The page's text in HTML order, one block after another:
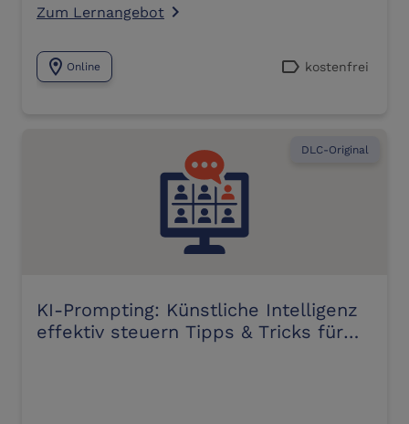
Zum Lernangebot navigate_next
location_on Online label kostenfrei
DLC-Original
KI-Prompting: Künstliche Intelligenz
effektiv steuern Tipps & Tricks für